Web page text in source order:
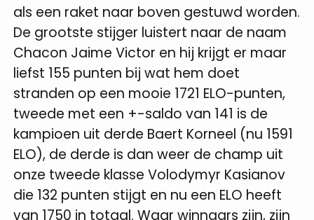
als een raket naar boven gestuwd worden.
De grootste stijger luistert naar de naam
Chacon Jaime Victor en hij krijgt er maar
liefst 155 punten bij wat hem doet
stranden op een mooie 1721 ELO-punten,
tweede met een +-saldo van 141 is de
kampioen uit derde Baert Korneel (nu 1591
ELO), de derde is dan weer de champ uit
onze tweede klasse Volodymyr Kasianov
die 132 punten stijgt en nu een ELO heeft
van 1750 in totaal. Waar winnaars zijn, zijn